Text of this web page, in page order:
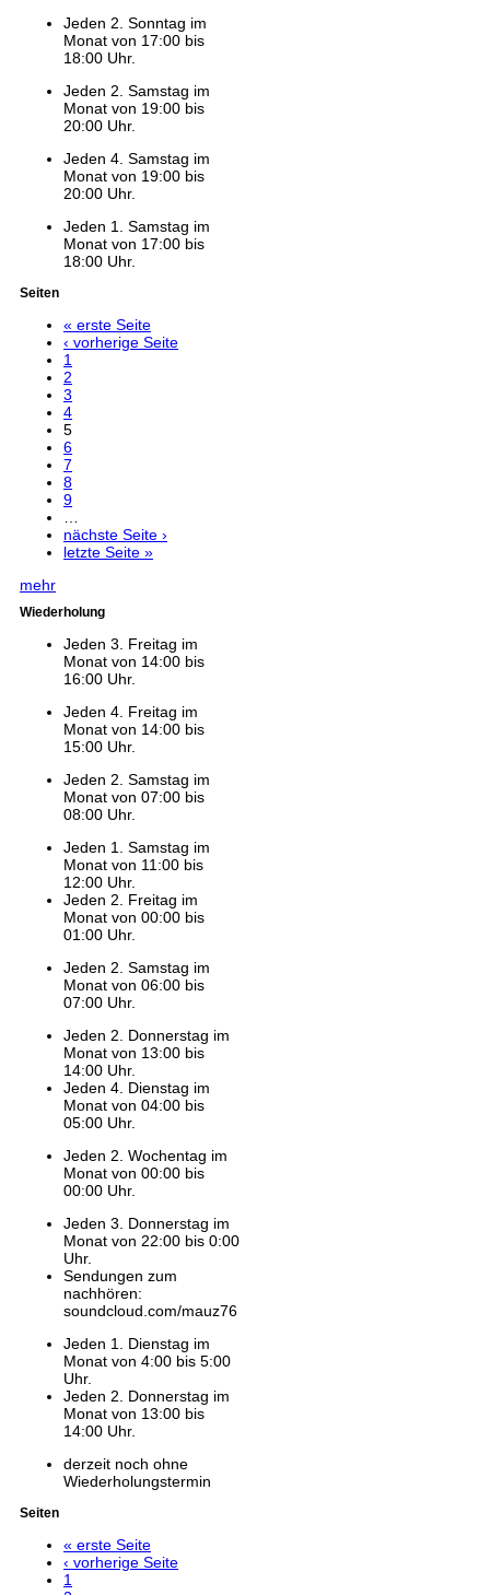
Jeden 2. Sonntag im
Monat von 17:00 bis
18:00 Uhr.
Jeden 2. Samstag im
Monat von 19:00 bis
20:00 Uhr.
Jeden 4. Samstag im
Monat von 19:00 bis
20:00 Uhr.
Jeden 1. Samstag im
Monat von 17:00 bis
18:00 Uhr.
Seiten
« erste Seite
‹ vorherige Seite
1
2
3
4
5
6
7
8
9
nächste Seite ›
letzte Seite »
mehr
Wiederholung
Jeden 3. Freitag im
Monat von 14:00 bis
16:00 Uhr.
Jeden 4. Freitag im
Monat von 14:00 bis
15:00 Uhr.
Jeden 2. Samstag im
Monat von 07:00 bis
08:00 Uhr.
Jeden 1. Samstag im
Monat von 11:00 bis
12:00 Uhr.
Jeden 2. Freitag im
Monat von 00:00 bis
01:00 Uhr.
Jeden 2. Samstag im
Monat von 06:00 bis
07:00 Uhr.
Jeden 2. Donnerstag im
Monat von 13:00 bis
14:00 Uhr.
Jeden 4. Dienstag im
Monat von 04:00 bis
05:00 Uhr.
Jeden 2. Wochentag im
Monat von 00:00 bis
00:00 Uhr.
Jeden 3. Donnerstag im
Monat von 22:00 bis 0:00
Uhr.
Sendungen zum
nachhören:
soundcloud.com/mauz76
Jeden 1. Dienstag im
Monat von 4:00 bis 5:00
Uhr.
Jeden 2. Donnerstag im
Monat von 13:00 bis
14:00 Uhr.
derzeit noch ohne
Wiederholungstermin
Seiten
« erste Seite
‹ vorherige Seite
1